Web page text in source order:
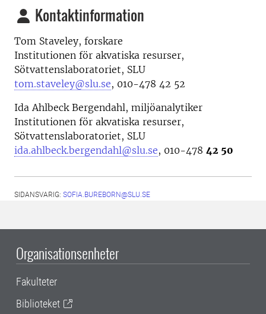
Kontaktinformation
Tom Staveley, forskare
Institutionen för akvatiska resurser,
Sötvattenslaboratoriet, SLU
tom.staveley@slu.se, 010-478 42 52
Ida Ahlbeck Bergendahl, miljöanalytiker
Institutionen för akvatiska resurser,
Sötvattenslaboratoriet, SLU
ida.ahlbeck.bergendahl@slu.se, 010-478 42 50
SIDANSVARIG: SOFIA.BUREBORN@SLU.SE
Organisationsenheter
Fakulteter
Biblioteket